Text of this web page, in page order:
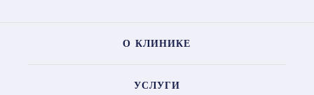
О КЛИНИКЕ
УСЛУГИ